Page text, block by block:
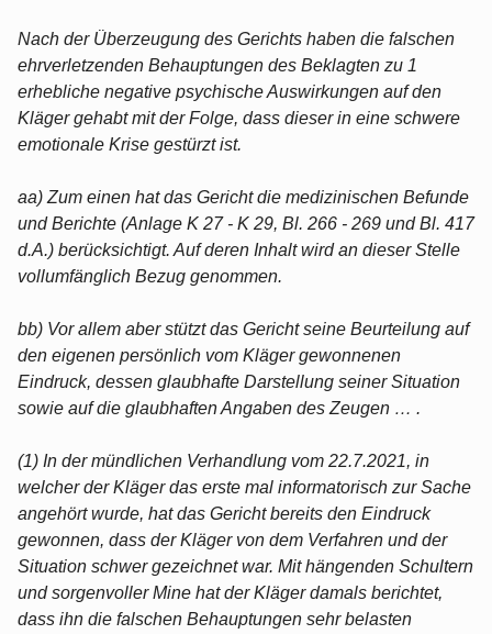
Nach der Überzeugung des Gerichts haben die falschen
ehrverletzenden Behauptungen des Beklagten zu 1
erhebliche negative psychische Auswirkungen auf den
Kläger gehabt mit der Folge, dass dieser in eine schwere
emotionale Krise gestürzt ist.
aa) Zum einen hat das Gericht die medizinischen Befunde
und Berichte (Anlage K 27 - K 29, Bl. 266 - 269 und Bl. 417
d.A.) berücksichtigt. Auf deren Inhalt wird an dieser Stelle
vollumfänglich Bezug genommen.
bb) Vor allem aber stützt das Gericht seine Beurteilung auf
den eigenen persönlich vom Kläger gewonnenen
Eindruck, dessen glaubhafte Darstellung seiner Situation
sowie auf die glaubhaften Angaben des Zeugen … .
(1) In der mündlichen Verhandlung vom 22.7.2021, in
welcher der Kläger das erste mal informatorisch zur Sache
angehört wurde, hat das Gericht bereits den Eindruck
gewonnen, dass der Kläger von dem Verfahren und der
Situation schwer gezeichnet war. Mit hängenden Schultern
und sorgenvoller Mine hat der Kläger damals berichtet,
dass ihn die falschen Behauptungen sehr belasten